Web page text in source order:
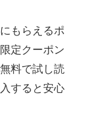
もらえるポ
定クーポン
料で試し読
すると安心